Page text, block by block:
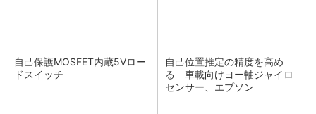
自己保護MOSFET内蔵5Vロー
ドスイッチ
自己位置推定の精度を高め
る 車載向けヨー軸ジャイロ
センサー、エプソン